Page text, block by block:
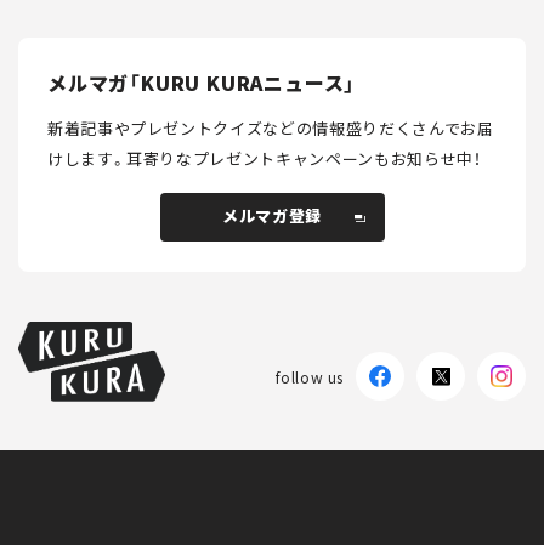
メルマガ「KURU KURAニュース」
新着記事やプレゼントクイズなどの情報盛りだくさんでお届
けします。耳寄りなプレゼントキャンペーンもお知らせ中！
メルマガ登録
follow us